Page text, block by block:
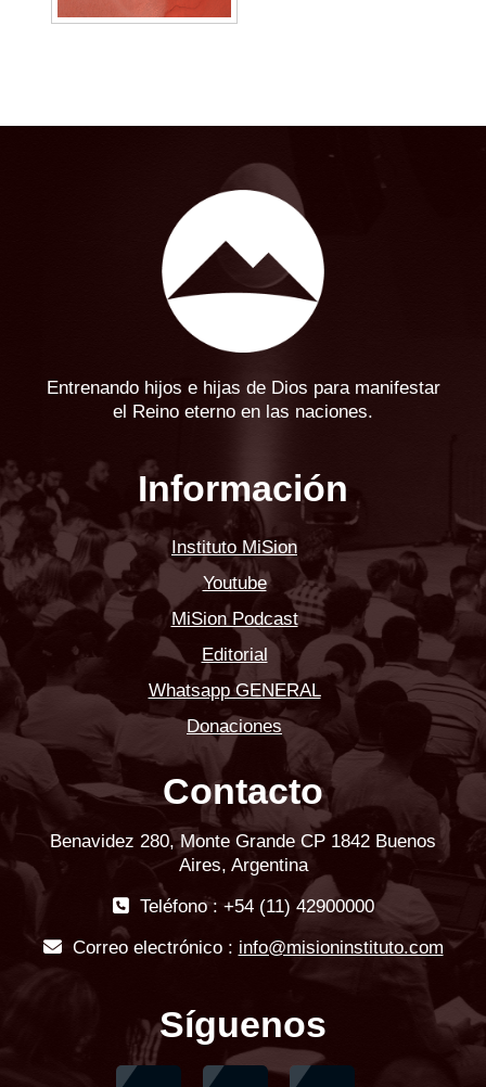
Entrenando hijos e hijas de Dios para manifestar
el Reino eterno en las naciones.
Información
Instituto MiSion
Youtube
MiSion Podcast
Editorial
Whatsapp GENERAL
Donaciones
Contacto
Benavidez 280, Monte Grande CP 1842 Buenos
Aires, Argentina
Teléfono : +54 (11) 42900000
Correo electrónico : info@misioninstituto.com
Síguenos